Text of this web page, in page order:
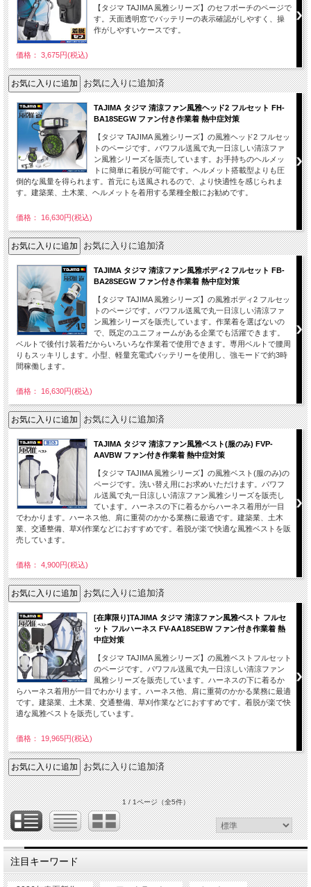
【タジマ TAJIMA 風雅シリーズ】のセフポーチのページで
す。天面透明窓でバッテリーの表示確認がしやすく、操
作がしやすいケースです。
価格： 3,675円(税込)
お気に入りに追加済
TAJIMA タジマ 清涼ファン風雅ヘッド2 フルセット FH-
BA18SEGW ファン付き作業着 熱中症対策
【タジマ TAJIMA 風雅シリーズ】の風雅ヘッド2 フルセッ
トのページです。パワフル送風で丸一日涼しい清涼ファ
ン風雅シリーズを販売しています。お手持ちのヘルメッ
トに簡単に着脱が可能です。ヘルメット搭載型よりも圧
倒的な風量を得られます。首元にも送風されるので、より快適性を感じられま
す。建築業、土木業、ヘルメットを着用する業種全般にお勧めです。
価格： 16,630円(税込)
お気に入りに追加済
TAJIMA タジマ 清涼ファン風雅ボディ2 フルセット FB-
BA28SEGW ファン付き作業着 熱中症対策
【タジマ TAJIMA 風雅シリーズ】の風雅ボディ2 フルセッ
トのページです。パワフル送風で丸一日涼しい清涼ファ
ン風雅シリーズを販売しています。作業着を選ばないの
で、既定のユニフォームがある企業でも活躍できます。
ベルトで後付け装着だからいろいろな作業着で使用できます。専用ベルトで腰周
りもスッキリします。小型、軽量充電式バッテリーを使用し、強モードで約3時
間稼働します。
価格： 16,630円(税込)
お気に入りに追加済
TAJIMA タジマ 清涼ファン風雅ベスト(服のみ) FVP-
AAVBW ファン付き作業着 熱中症対策
【タジマ TAJIMA 風雅シリーズ】の風雅ベスト(服のみ)の
ページです。洗い替え用にお求めいただけます。パワフ
ル送風で丸一日涼しい清涼ファン風雅シリーズを販売し
ています。ハーネスの下に着るからハーネス着用が一目
でわかります。ハーネス他、肩に重荷のかかる業務に最適です。建築業、土木
業、交通整備、草刈作業などにおすすめです。着脱が楽で快適な風雅ベストを販
売しています。
価格： 4,900円(税込)
お気に入りに追加済
[在庫限り]TAJIMA タジマ 清涼ファン風雅ベスト フルセ
ット フルハーネス FV-AA18SEBW ファン付き作業着 熱
中症対策
【タジマ TAJIMA 風雅シリーズ】の風雅ベストフルセット
のページです。パワフル送風で丸一日涼しい清涼ファン
風雅シリーズを販売しています。ハーネスの下に着るか
らハーネス着用が一目でわかります。ハーネス他、肩に重荷のかかる業務に最適
です。建築業、土木業、交通整備、草刈作業などにおすすめです。着脱が楽で快
適な風雅ベストを販売しています。
価格： 19,965円(税込)
お気に入りに追加済
1 / 1ページ（全5件）
注目キーワード